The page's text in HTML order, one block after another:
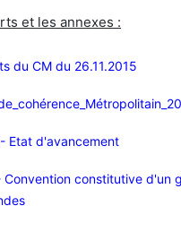
et les annexes :
du CM du 26.11.2015
Etat d'avancement
Convention constitutive d'un